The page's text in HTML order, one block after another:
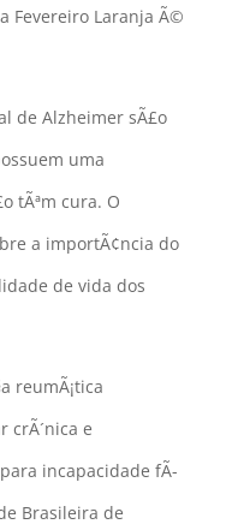
Fevereiro Laranja Ã©
de Alzheimer sÃ£o
uma
tÃªm cura. O
a importÃ¢ncia do
de vida dos
reumÃ¡tica
crÃ´nica e
incapacidade fÃ­
Brasileira de